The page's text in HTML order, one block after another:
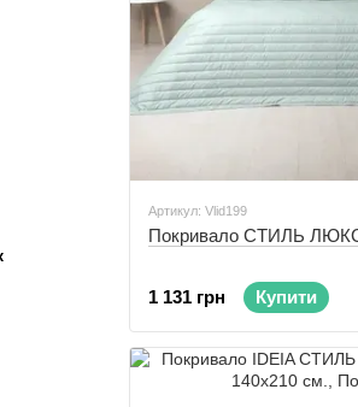
Артикул: Vlid199
Покривало СТИЛЬ ЛЮКС
1 131 грн Купити